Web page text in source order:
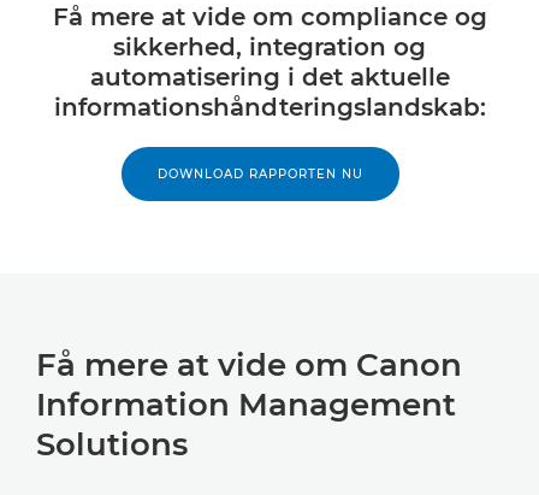
Få mere at vide om compliance og
sikkerhed, integration og
automatisering i det aktuelle
informationshåndteringslandskab:
DOWNLOAD RAPPORTEN NU
Få mere at vide om Canon
Information Management
Solutions